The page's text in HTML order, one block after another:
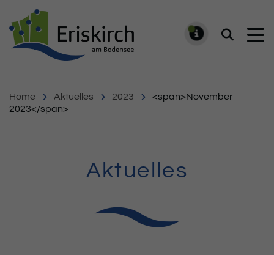
Suchen
Home Aktuelles 2023
<span>November
2023</span>
Aktuelles